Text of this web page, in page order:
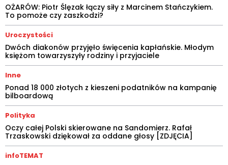
OŻARÓW: Piotr Ślęzak łączy siły z Marcinem Stańczykiem.
To pomoże czy zaszkodzi?
Uroczystości
Dwóch diakonów przyjęło święcenia kapłańskie. Młodym
księżom towarzyszyły rodziny i przyjaciele
Inne
Ponad 18 000 złotych z kieszeni podatników na kampanię
bilboardową
Polityka
Oczy całej Polski skierowane na Sandomierz. Rafał
Trzaskowski dziękował za oddane głosy [ZDJĘCIA]
infoTEMAT